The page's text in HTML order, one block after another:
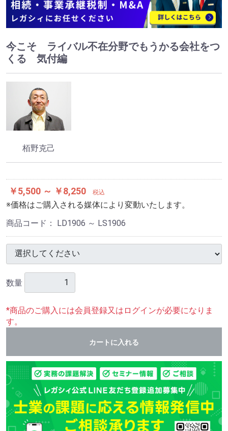
今こそ ライバル不在分野でもうかる会社をつ
くる 気付編
栢野克己
￥5,500 ～ ￥8,250 税込
※価格はご購入される媒体により変動いたします。
商品コード： LD1906 ～ LS1906
数量
*商品のご購入には会員登録又はログインが必要になりま
す。
カートに入れる